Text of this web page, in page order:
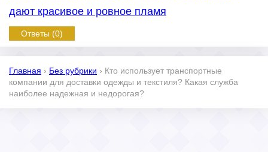
дают красивое и ровное пламя
Ответы (0)
Главная › Без рубрики › Кто использует транспортные
компании для доставки одежды и текстиля? Какая служба
наиболее надежная и недорогая?